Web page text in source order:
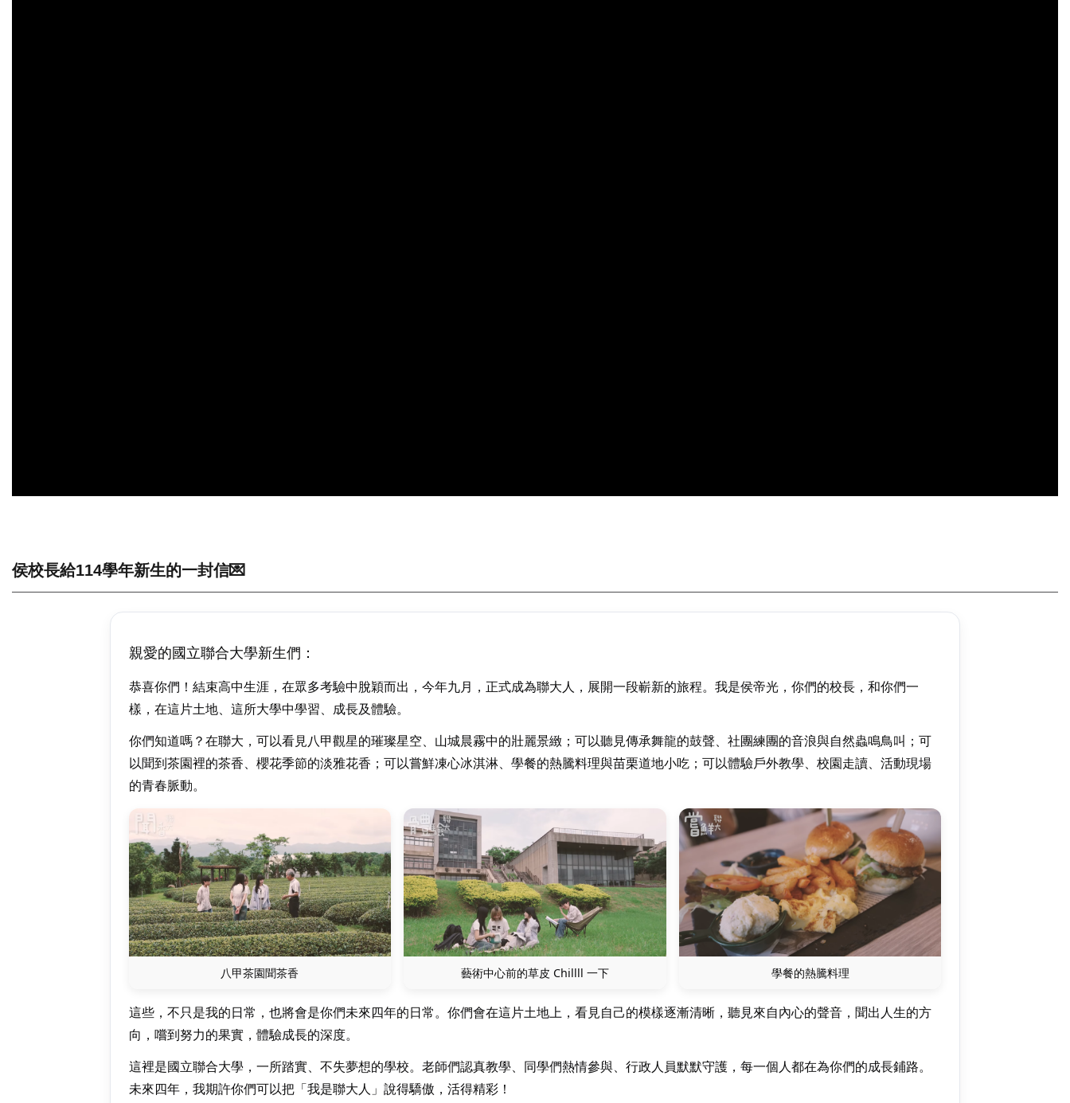
侯校長給114學年新生的一封信💌
親愛的國立聯合大學新生們：
恭喜你們！結束高中生涯，在眾多考驗中脫穎而出，今年九月，正式成為聯大人，展開一段嶄新的旅程。我是侯帝光，你們的校長，和你們一
樣，在這片土地、這所大學中學習、成長及體驗。
你們知道嗎？在聯大，可以看見八甲觀星的璀璨星空、山城晨霧中的壯麗景緻；可以聽見傳承舞龍的鼓聲、社團練團的音浪與自然蟲鳴鳥叫；可
以聞到茶園裡的茶香、櫻花季節的淡雅花香；可以嘗鮮凍心冰淇淋、學餐的熱騰料理與苗栗道地小吃；可以體驗戶外教學、校園走讀、活動現場
的青春脈動。
八甲茶園聞茶香 藝術中心前的草皮 Chillll 一下 學餐的熱騰料理
這些，不只是我的日常，也將會是你們未來四年的日常。你們會在這片土地上，看見自己的模樣逐漸清晰，聽見來自內心的聲音，聞出人生的方
向，嚐到努力的果實，體驗成長的深度。
這裡是國立聯合大學，一所踏實、不失夢想的學校。老師們認真教學、同學們熱情參與、行政人員默默守護，每一個人都在為你們的成長鋪路。
未來四年，我期許你們可以把「我是聯大人」說得驕傲，活得精彩！